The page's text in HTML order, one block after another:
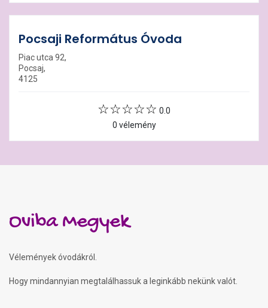
Pocsaji Református Óvoda
Piac utca 92,
Pocsaj,
4125
0.0
0 vélemény
Oviba Megyek
Vélemények óvodákról.
Hogy mindannyian megtalálhassuk a leginkább nekünk valót.